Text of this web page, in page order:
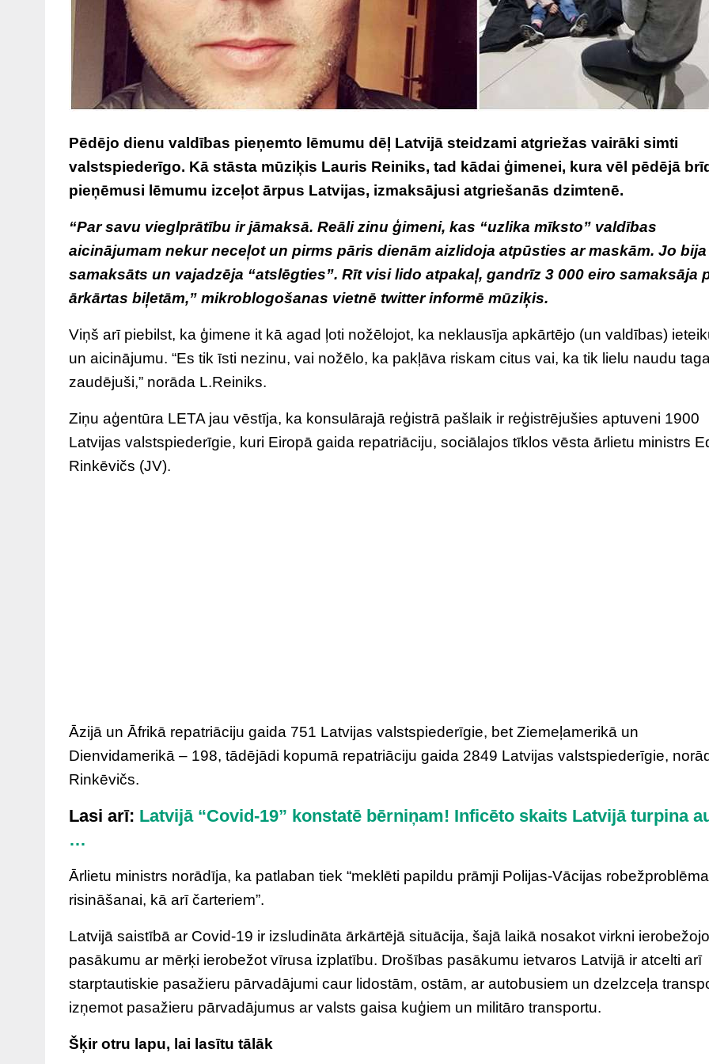
Pēdējo dienu valdības pieņemto lēmumu dēļ Latvijā steidzami atgriežas vairāki simti
valstspiederīgo. Kā stāsta mūziķis Lauris Reiniks, tad kādai ģimenei, kura vēl pēdējā
pieņēmusi lēmumu izceļot ārpus Latvijas, izmaksājusi atgriešanās dzimtenē.
“Par savu vieglprātību ir jāmaksā. Reāli zinu ģimeni, kas “uzlika mīksto” valdības
aicinājumam nekur neceļot un pirms pāris dienām aizlidoja atpūsties ar maskām. Jo bija
samaksāts un vajadzēja “atslēgties”. Rīt visi lido atpakaļ, gandrīz 3 000 eiro samaksāja
ārkārtas biļetām,” mikroblogošanas vietnē twitter informē mūziķis.
Viņš arī piebilst, ka ģimene it kā agad ļoti nožēlojot, ka neklausīja apkārtējo (un valdības)
un aicinājumu. “Es tik īsti nezinu, vai nožēlo, ka pakļāva riskam citus vai, ka tik lielu naudu
zaudējuši,” norāda L.Reiniks.
Ziņu aģentūra LETA jau vēstīja, ka konsulārajā reģistrā pašlaik ir reģistrējušies aptuveni 1900
Latvijas valstspiederīgie, kuri Eiropā gaida repatriāciju, sociālajos tīklos vēsta ārlietu ministrs
Rinkēvičs (JV).
Āzijā un Āfrikā repatriāciju gaida 751 Latvijas valstspiederīgie, bet Ziemeļamerikā un
Dienvidamerikā – 198, tādējādi kopumā repatriāciju gaida 2849 Latvijas valstspiederīgie,
Rinkēvičs.
Lasi arī: Latvijā “Covid-19” konstatē bērniņam! Inficēto skaits Latvijā turpina
…
Ārlietu ministrs norādīja, ka patlaban tiek “meklēti papildu prāmji Polijas-Vācijas
risināšanai, kā arī čarteriem”.
Latvijā saistībā ar Covid-19 ir izsludināta ārkārtējā situācija, šajā laikā nosakot virkni
pasākumu ar mērķi ierobežot vīrusa izplatību. Drošības pasākumu ietvaros Latvijā ir atcelti arī
starptautiskie pasažieru pārvadājumi caur lidostām, ostām, ar autobusiem un dzelzceļa
izņemot pasažieru pārvadājumus ar valsts gaisa kuģiem un militāro transportu.
Šķir otru lapu, lai lasītu tālāk